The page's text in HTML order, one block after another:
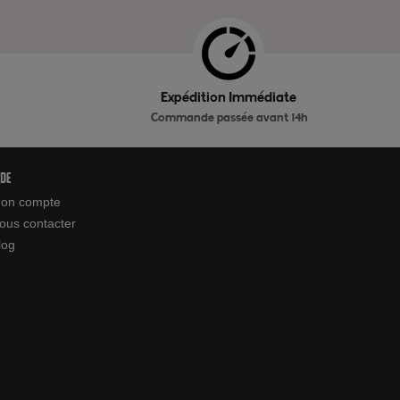
Expédition Immédiate
Commande passée avant 14h
compte
contacter